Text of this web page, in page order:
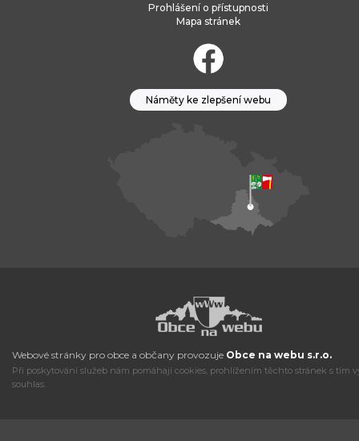
Prohlášení o přístupnosti
Mapa stránek
Náměty ke zlepšení webu
Webové stránky pro obce a občany provozuje Obce na webu s.r.o.
Při poskytování služeb nám pomáhají cookies, prohlížením těchto stránek s tím
souhlas.